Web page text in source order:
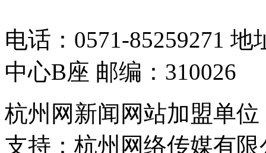
电话：0571-85259271
中心B座 邮编：310026
杭州网新闻网站加盟单
支持：杭州网络传媒有限